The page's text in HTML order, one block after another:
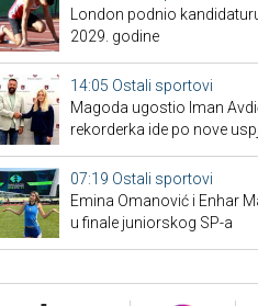
London podnio
2029. godine
14:05 Ostali sportovi
Magoda ugostio Iman
rekorderka ide po nove
07:19 Ostali sportovi
Emina Omanović i Enhar
u finale juniorskog SP-a